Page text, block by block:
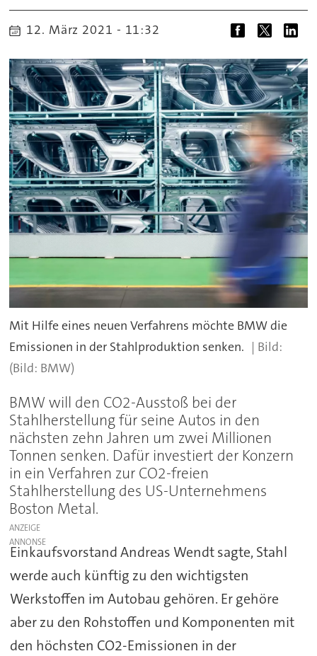
12. März 2021 - 11:32
Mit Hilfe eines neuen Verfahrens möchte BMW die
Emissionen in der Stahlproduktion senken.
(Bild: BMW)
BMW will den CO2-Ausstoß bei der
Stahlherstellung für seine Autos in den
nächsten zehn Jahren um zwei Millionen
Tonnen senken. Dafür investiert der Konzern
in ein Verfahren zur CO2-freien
Stahlherstellung des US-Unternehmens
Boston Metal.
ANZEIGE
Einkaufsvorstand Andreas Wendt sagte, Stahl
werde auch künftig zu den wichtigsten
Werkstoffen im Autobau gehören. Er gehöre
aber zu den Rohstoffen und Komponenten mit
den höchsten CO2-Emissionen in der